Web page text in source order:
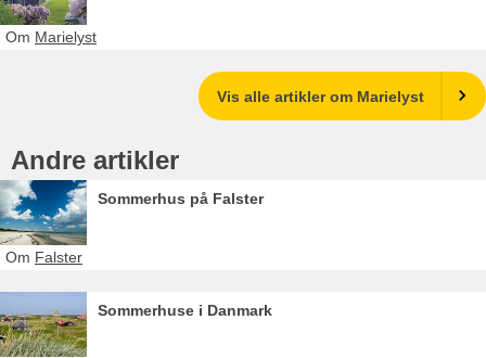
Om Marielyst
Vis alle artikler om Marielyst
Andre artikler
Sommerhus på Falster
Om Falster
Sommerhuse i Danmark